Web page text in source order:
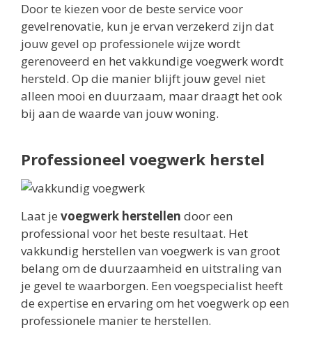
Door te kiezen voor de beste service voor
gevelrenovatie, kun je ervan verzekerd zijn dat
jouw gevel op professionele wijze wordt
gerenoveerd en het vakkundige voegwerk wordt
hersteld. Op die manier blijft jouw gevel niet
alleen mooi en duurzaam, maar draagt het ook
bij aan de waarde van jouw woning.
Professioneel voegwerk herstel
Laat je voegwerk herstellen door een
professional voor het beste resultaat. Het
vakkundig herstellen van voegwerk is van groot
belang om de duurzaamheid en uitstraling van
je gevel te waarborgen. Een voegspecialist heeft
de expertise en ervaring om het voegwerk op een
professionele manier te herstellen.